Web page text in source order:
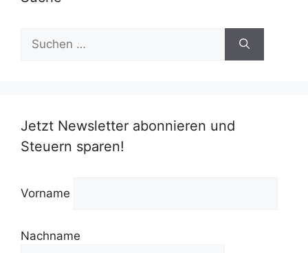
Suchen
nach:
Jetzt Newsletter abonnieren und
Steuern sparen!
Vorname
Nachname